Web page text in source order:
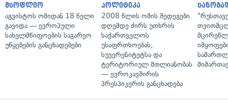
მსოფლიო
აგვისტოს ომიდან 18 წელი
გავიდა — ევროპული
სახელმწიფოების საგარეო
უწყებების განცხადებები
პოლიტიკა
2008 წლის ომის შედეგები
დღემდე ძირს უთხრის
საქართველოს
უსაფრთხოებას,
სუვერენიტეტსა და
ტერიტორიულ მთლიანობას
— ევროკავშირის
პრესპიკერის განცხადება